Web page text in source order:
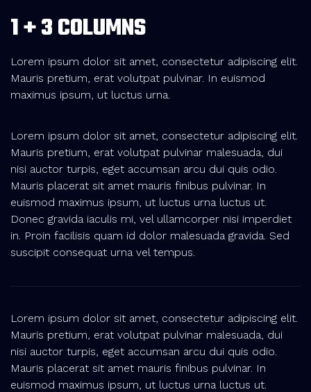
1 + 3 COLUMNS
Lorem ipsum dolor sit amet, consectetur adipiscing elit.
Mauris pretium, erat volutpat pulvinar. In euismod
maximus ipsum, ut luctus urna.
Lorem ipsum dolor sit amet, consectetur adipiscing elit.
Mauris pretium, erat volutpat pulvinar malesuada, dui
nisi auctor turpis, eget accumsan arcu dui quis odio.
Mauris placerat sit amet mauris finibus pulvinar. In
euismod maximus ipsum, ut luctus urna luctus ut.
Donec gravida iaculis mi, vel ullamcorper nisi imperdiet
in. Proin facilisis quam id dolor malesuada gravida. Sed
suscipit consequat urna vel tempus.
Lorem ipsum dolor sit amet, consectetur adipiscing elit.
Mauris pretium, erat volutpat pulvinar malesuada, dui
nisi auctor turpis, eget accumsan arcu dui quis odio.
Mauris placerat sit amet mauris finibus pulvinar. In
euismod maximus ipsum, ut luctus urna luctus ut.